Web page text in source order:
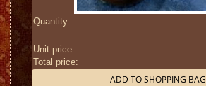
Quantity:
Unit price:
Total price:
ADD TO SHOPPING BAG